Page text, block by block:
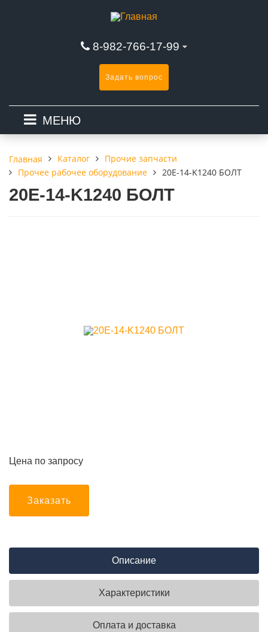
8-982-766-17-99
Задать вопрос
МЕНЮ
Главная Каталог
Прочие запчасти
Прочее рабочее оборудование
20E-14-K1240 БОЛТ
20E-14-K1240 БОЛТ
Цена по запросу
Заказать
Описание
Характеристики
Оплата и доставка